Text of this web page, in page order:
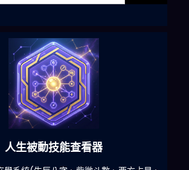
人生被動技能查看器